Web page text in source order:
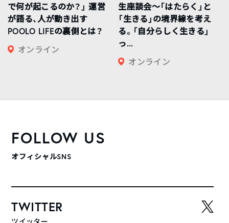
で何が起こるのか？」 運営
が語る、人が動き出す
POOLO LIFEの裏側とは？
オンライン
生座談会〜「はたらく」と
「生きる」の境界線を考え
る。「自分らしく生きる」
っ...
オンライン
FOLLOW US
オフィシャルSNS
TWITTER